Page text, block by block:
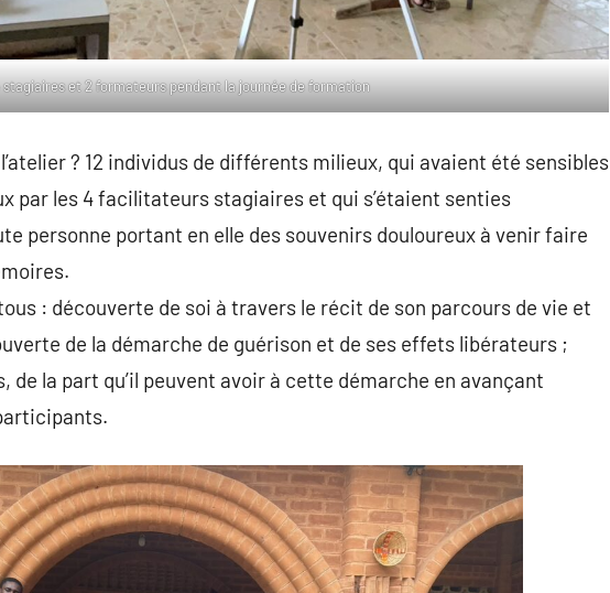
stagiaires et 2 formateurs pendant la journée de formation
? 12 individus de différents milieux, qui avaient été sensibles
par les 4 facilitateurs stagiaires et qui s’étaient senties
personne portant en elle des souvenirs douloureux à venir faire
: découverte de soi à travers le récit de son parcours de vie et
de la démarche de guérison et de ses effets libérateurs ;
de la part qu’il peuvent avoir à cette démarche en avançant